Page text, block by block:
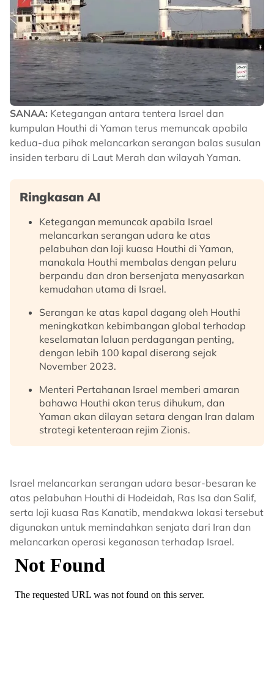
SANAA: Ketegangan antara tentera Israel dan
kumpulan Houthi di Yaman terus memuncak apabila
kedua-dua pihak melancarkan serangan balas susulan
insiden terbaru di Laut Merah dan wilayah Yaman.
Ringkasan AI
Ketegangan memuncak apabila Israel
melancarkan serangan udara ke atas
pelabuhan dan loji kuasa Houthi di Yaman,
manakala Houthi membalas dengan peluru
berpandu dan dron bersenjata menyasarkan
kemudahan utama di Israel.
Serangan ke atas kapal dagang oleh Houthi
meningkatkan kebimbangan global terhadap
keselamatan laluan perdagangan penting,
dengan lebih 100 kapal diserang sejak
November 2023.
Menteri Pertahanan Israel memberi amaran
bahawa Houthi akan terus dihukum, dan
Yaman akan dilayan setara dengan Iran dalam
strategi ketenteraan rejim Zionis.
Israel melancarkan serangan udara besar-besaran ke
atas pelabuhan Houthi di Hodeidah, Ras Isa dan Salif,
serta loji kuasa Ras Kanatib, mendakwa lokasi tersebut
digunakan untuk memindahkan senjata dari Iran dan
melancarkan operasi keganasan terhadap Israel.